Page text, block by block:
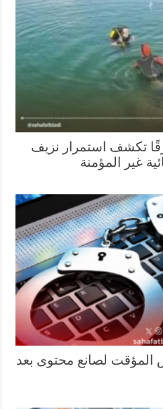
غرقًا تكشف استمرار نزيف
المؤمنة
لصانع محتوى بعد